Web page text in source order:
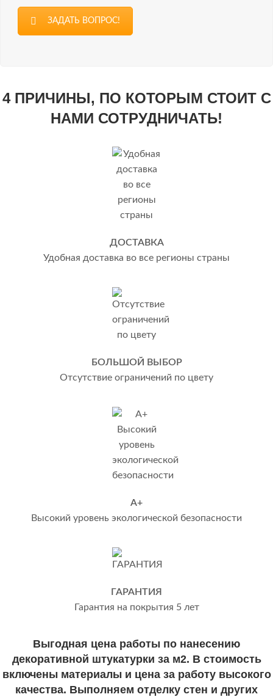
ЗАДАТЬ ВОПРОС!
4 ПРИЧИНЫ, ПО КОТОРЫМ СТОИТ С
НАМИ СОТРУДНИЧАТЬ!
ГАРАНТИЯ
Гарантия на покрытия 5 лет
А+
Высокий уровень экологической безопасности
БОЛЬШОЙ ВЫБОР
Отсутствие ограничений по цвету
ДОСТАВКА
Удобная доставка во все регионы страны
Выгодная цена работы по нанесению
декоративной штукатурки за м2. В стоимость
включены материалы и цена за работу высокого
качества. Выполняем отделку стен и других